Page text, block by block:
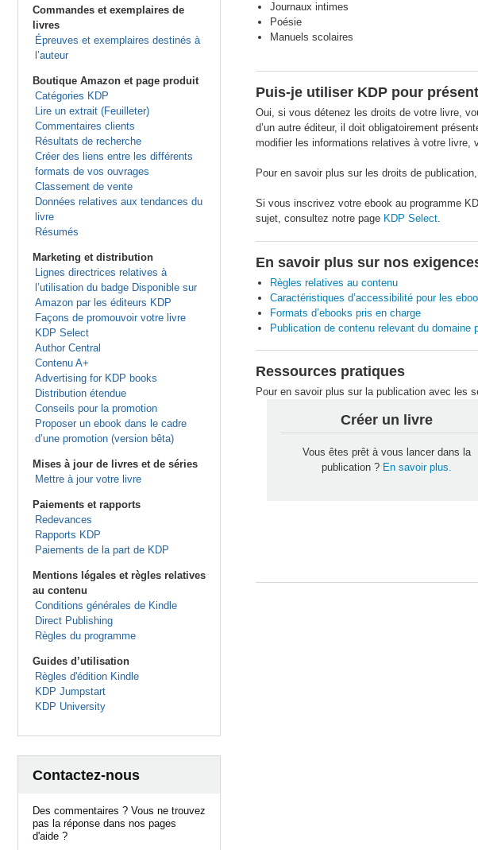
Commandes et exemplaires de
livres
Épreuves et exemplaires destinés à
l’auteur
Boutique Amazon et page produit
Catégories KDP
Lire un extrait (Feuilleter)
Commentaires clients
Résultats de recherche
Créer des liens entre les différents
formats de vos ouvrages
Classement de vente
Données relatives aux tendances du
livre
Résumés
Marketing et distribution
Lignes directrices relatives à
l’utilisation du badge Disponible sur
Amazon par les éditeurs KDP
Façons de promouvoir votre livre
KDP Select
Author Central
Contenu A+
Advertising for KDP books
Distribution étendue
Conseils pour la promotion
Proposer un ebook dans le cadre
d’une promotion (version bêta)
Mises à jour de livres et de séries
Mettre à jour votre livre
Paiements et rapports
Redevances
Rapports KDP
Paiements de la part de KDP
Mentions légales et règles relatives
au contenu
Conditions générales de Kindle
Direct Publishing
Règles du programme
Guides d’utilisation
Règles d'édition Kindle
KDP Jumpstart
KDP University
Contactez-nous
Des commentaires ? Vous ne trouvez
pas la réponse dans nos pages
d'aide ?
Journaux intimes
Poésie
Manuels scolaires
Puis-je utiliser KDP pour
Oui, si vous détenez les droits de votre livre,
d’un autre éditeur, il doit obligatoirement
modifier les informations relatives à votre livre,
Pour en savoir plus sur les droits de
Si vous inscrivez votre ebook au programme
sujet, consultez notre page KDP Select.
En savoir plus sur nos
Règles relatives au contenu
Caractéristiques d’accessibilité pour les
Formats d’ebooks pris en charge
Publication de contenu relevant du domaine
Ressources pratiques
Pour en savoir plus sur la publication avec les
Créer un livre
Vous êtes prêt à vous lancer dans la
publication ? En savoir plus.